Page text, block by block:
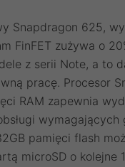
Snapdragon 625,
FinFET zużywa o
z serii Note, a to
pracę. Procesor
RAM zapewnia
wymagających
pamięci flash
microSD o kolejne